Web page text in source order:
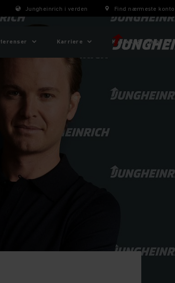
Jungheinrich i verden Find nærmeste
Karriere Kontakt & Om os